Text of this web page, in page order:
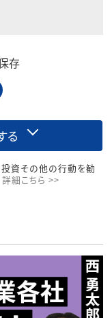
存
る
資その他の行動を勧
詳細こちら >>